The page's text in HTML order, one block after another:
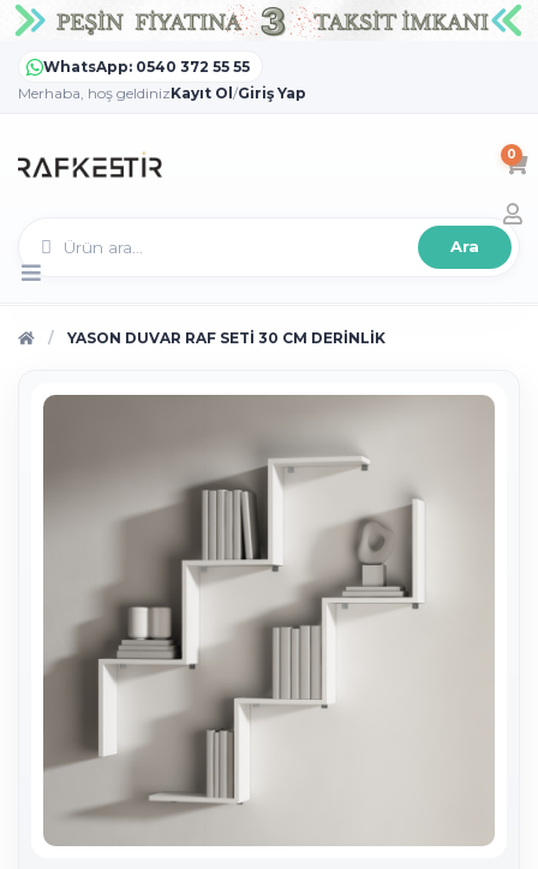
WhatsApp: 0540 372 55 55
Merhaba, hoş geldinizKayıt Ol /Giriş Yap
0
Ara
YASON DUVAR RAF SETİ 30 CM DERİNLİK